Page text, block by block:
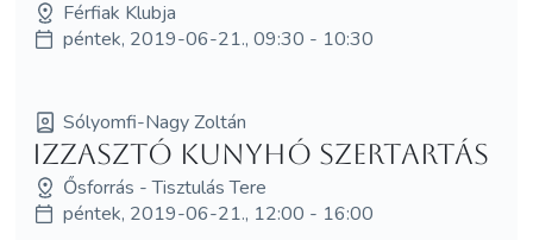
Férfiak Klubja
péntek, 2019-06-21., 09:30 - 10:30
Sólyomfi-Nagy Zoltán
Izzasztó Kunyhó Szertartás
Ősforrás - Tisztulás Tere
péntek, 2019-06-21., 12:00 - 16:00